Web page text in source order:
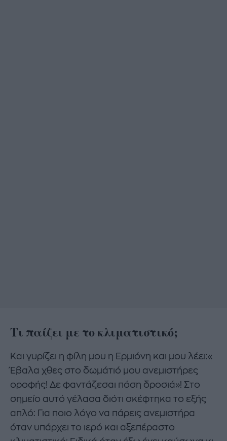
Τι παίζει με το κλιματιστικό;
Και γυρίζει η φίλη μου η Ερμιόνη και μου λέει:«
Έβαλα χθες στο δωμάτιό μου ανεμιστήρες
οροφής! Δε φαντάζεσαι πόση δροσιά»! Στο
σημείο αυτό γέλασα διότι σκέφτηκα το εξής
απλό: Για ποιο λόγο να πάρεις ανεμιστήρα
όταν υπάρχει το ιερό και αξεπέραστο